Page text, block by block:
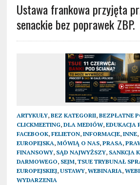
Ustawa frankowa przyjęta
senackie bez poprawek ZBP.
ARTYKUŁY, BEZ KATEGORII, BEZPŁATNE
CLICKMEETING, DLA MEDIÓW, EDUKACJA
FACEBOOK, FELIETON, INFORMACJE, INNE,
EUROPEJSKA, MÓWIĄ O NAS, PRASA,
FINANSOWY, SĄD NAJWYŻSZY, SANKCJA
DARMOWEGO, SEJM, TSUE TRYBUNAŁ
EUROPEJSKIEJ, USTAWY, WEBINARIA,
WYDARZENIA